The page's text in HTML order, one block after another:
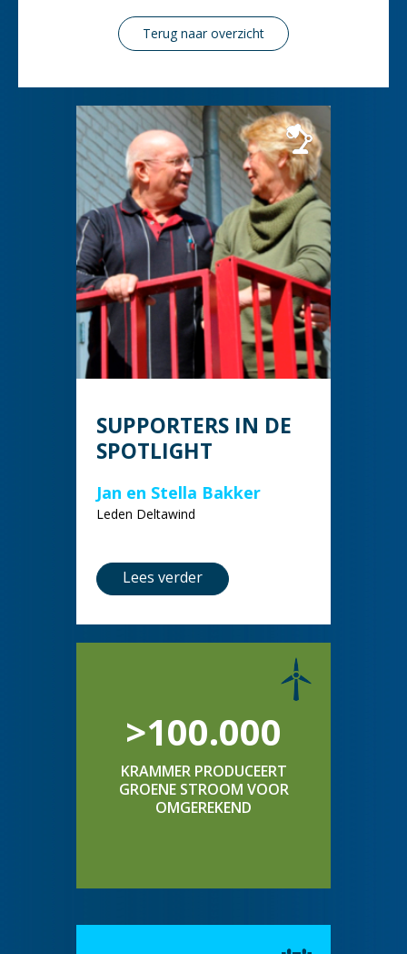
Terug naar overzicht
SUPPORTERS IN DE
SPOTLIGHT
Jan en Stella Bakker
Leden Deltawind
Lees verder
>100.000
KRAMMER PRODUCEERT
GROENE STROOM VOOR
OMGEREKEND